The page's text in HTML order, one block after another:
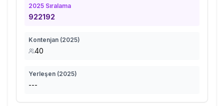
2025 Sıralama
922192
Kontenjan (2025)
40
Yerleşen (2025)
---